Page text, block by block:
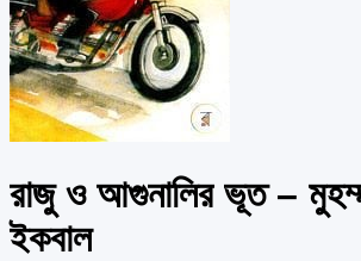
রাজু ও আগুনালির ভূত –
ইকবাল